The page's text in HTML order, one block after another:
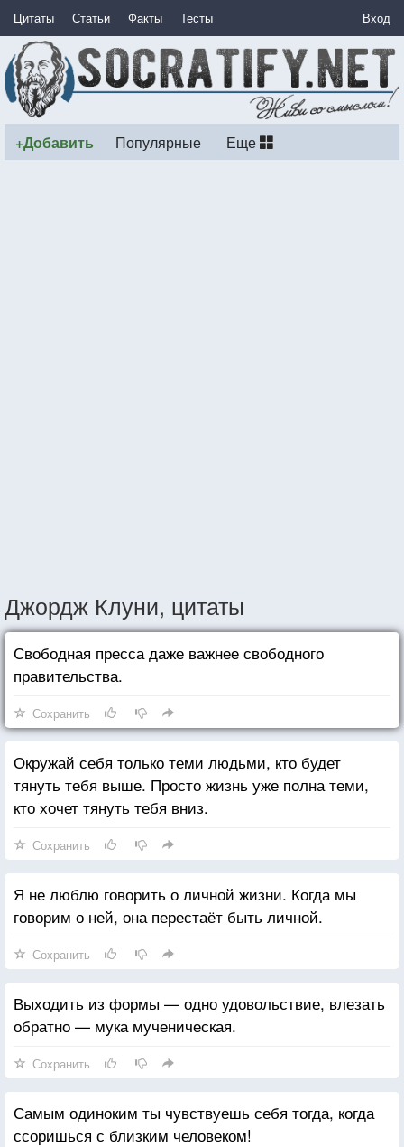
Цитаты Статьи Факты Тесты Вход
+Добавить Популярные Еще
Джордж Клуни, цитаты
Свободная пресса даже важнее свободного
правительства.
Сохранить
Окружай себя только теми людьми, кто будет
тянуть тебя выше. Просто жизнь уже полна теми,
кто хочет тянуть тебя вниз.
Сохранить
Я не люблю говорить о личной жизни. Когда мы
говорим о ней, она перестаёт быть личной.
Сохранить
Выходить из формы — одно удовольствие, влезать
обратно — мука мученическая.
Сохранить
Самым одиноким ты чувствуешь себя тогда, когда
ссоришься с близким человеком!